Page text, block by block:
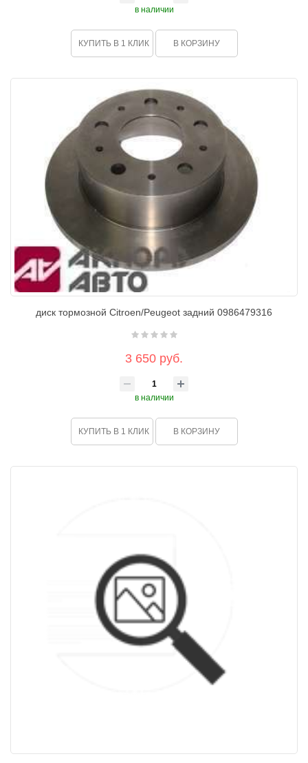
в наличии
КУПИТЬ В 1 КЛИК В КОРЗИНУ
диск тормозной Citroen/Peugeot задний 0986479316
3 650 руб.
в наличии
КУПИТЬ В 1 КЛИК В КОРЗИНУ